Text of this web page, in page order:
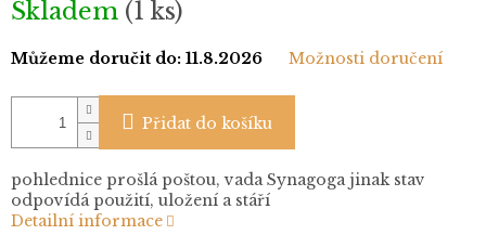
cena:
Skladem (1 ks)
Můžeme doručit do: 11.8.2026 Možnosti doručení
Přidat do košíku
pohlednice prošlá poštou, vada Synagoga jinak stav
odpovídá použití, uložení a stáří
Detailní informace